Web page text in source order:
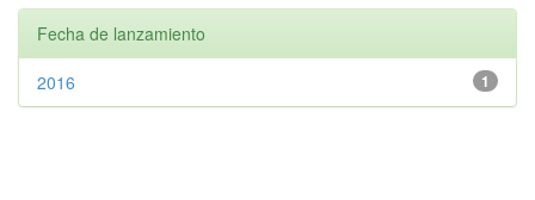
Fecha de lanzamiento
1
2016